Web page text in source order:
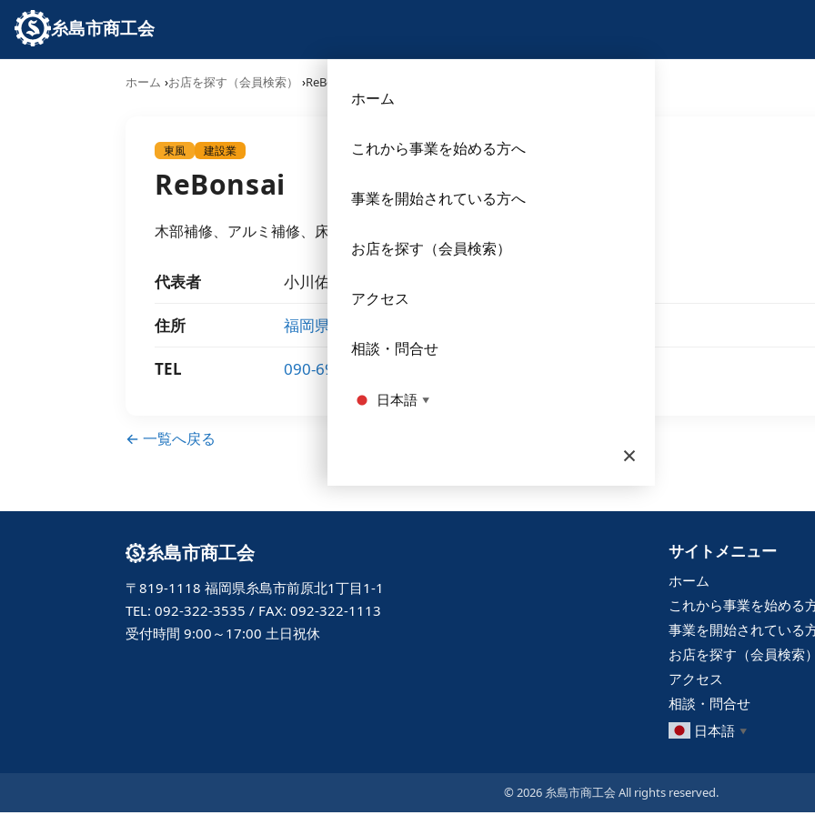
糸島市商工会
ホーム
これから事業を始める方へ
事業を開始されている方へ
お店を探す（会員検索）
アクセス
相談・問合せ
日本語 ▼
×
ホーム お店を探す（会員検索） ReBonsai
東風 建設業
ReBonsai
木部補修、アルミ補修、床鳴り、外壁補修、塗装など
代表者 小川佑介
住所 福岡県糸島市泊231-1
TEL 090-6924-5254
← 一覧へ戻る
糸島市商工会
〒819-1118 福岡県糸島市前原北1丁目1-1
TEL: 092-322-3535 / FAX: 092-322-1113
受付時間 9:00～17:00 土日祝休
サイトメニュー
ホーム
これから事業を始める
事業を開始されている
お店を探す（会員検索）
アクセス
相談・問合せ
日本語 ▼
© 2026 糸島市商工会 All rights reserved.